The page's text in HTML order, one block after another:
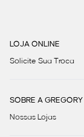
LOJA ONLINE
Solicite Sua Troca
SOBRE A GREGORY
Nossas Lojas